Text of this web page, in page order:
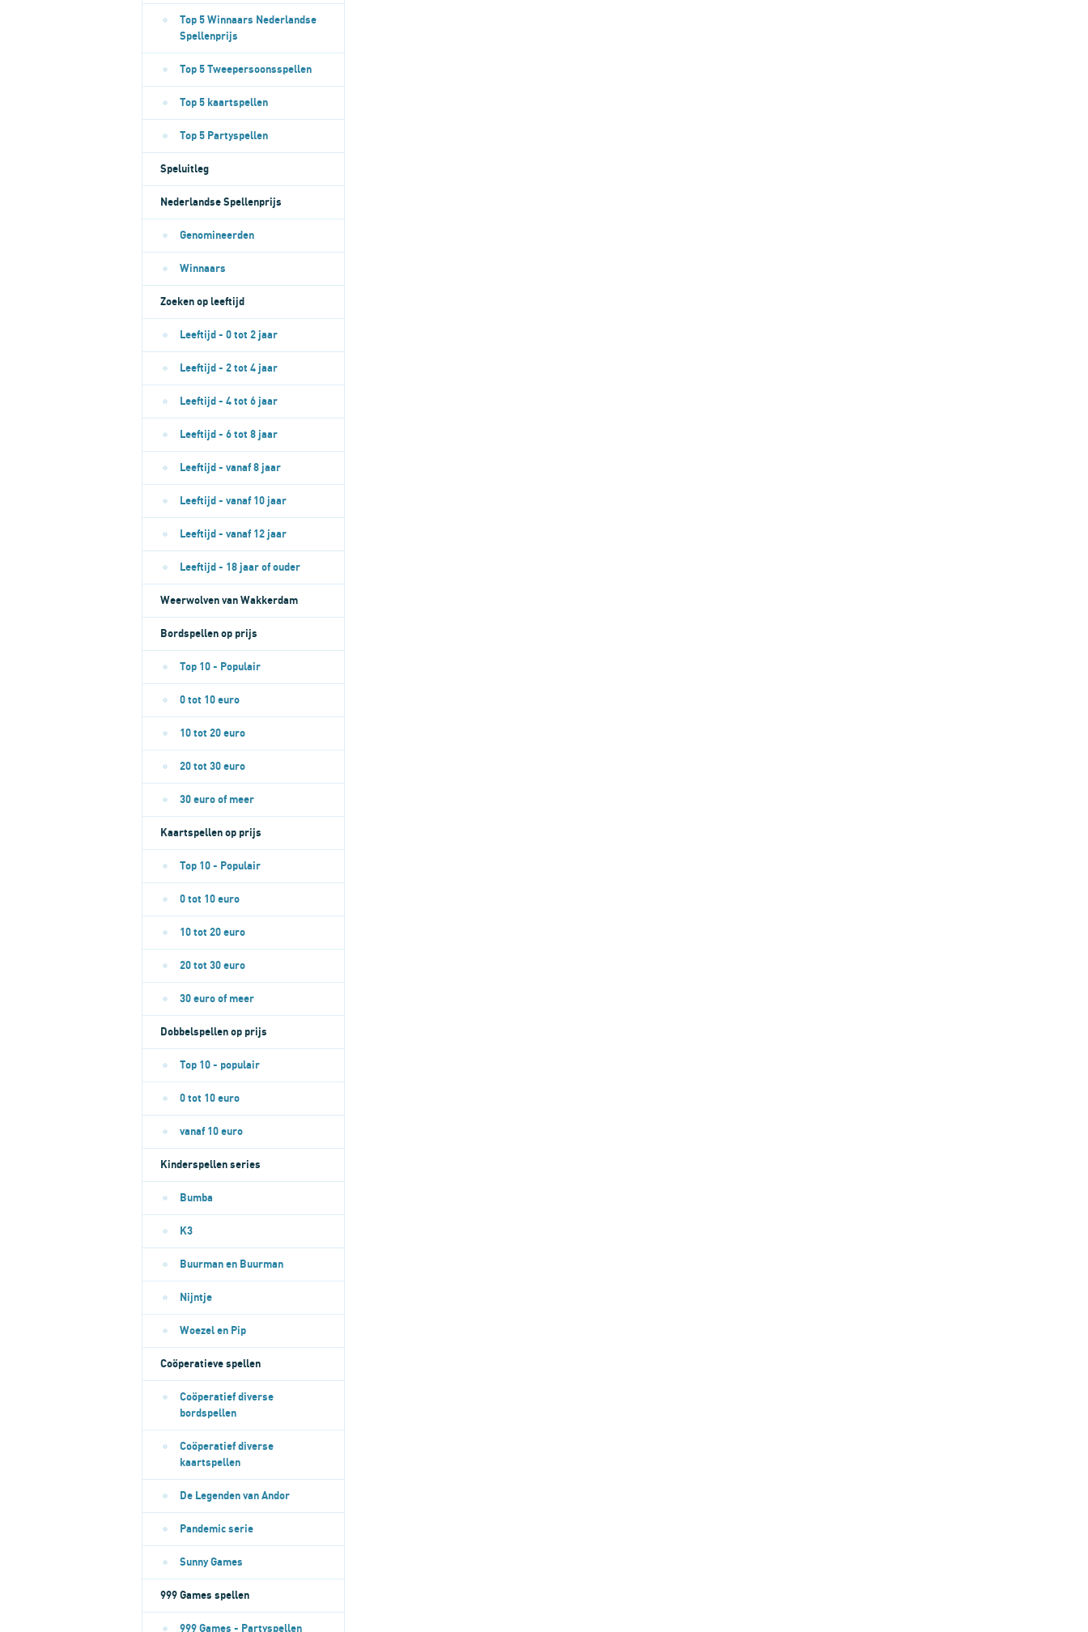
Top 5 Winnaars Nederlandse
Spellenprijs
Top 5 Tweepersoonsspellen
Top 5 kaartspellen
Top 5 Partyspellen
Speluitleg
Nederlandse Spellenprijs
Genomineerden
Winnaars
Zoeken op leeftijd
Leeftijd - 0 tot 2 jaar
Leeftijd - 2 tot 4 jaar
Leeftijd - 4 tot 6 jaar
Leeftijd - 6 tot 8 jaar
Leeftijd - vanaf 8 jaar
Leeftijd - vanaf 10 jaar
Leeftijd - vanaf 12 jaar
Leeftijd - 18 jaar of ouder
Weerwolven van Wakkerdam
Bordspellen op prijs
Top 10 - Populair
0 tot 10 euro
10 tot 20 euro
20 tot 30 euro
30 euro of meer
Kaartspellen op prijs
Top 10 - Populair
0 tot 10 euro
10 tot 20 euro
20 tot 30 euro
30 euro of meer
Dobbelspellen op prijs
Top 10 - populair
0 tot 10 euro
vanaf 10 euro
Kinderspellen series
Bumba
K3
Buurman en Buurman
Nijntje
Woezel en Pip
Coöperatieve spellen
Coöperatief diverse
bordspellen
Coöperatief diverse
kaartspellen
De Legenden van Andor
Pandemic serie
Sunny Games
999 Games spellen
999 Games - Partyspellen